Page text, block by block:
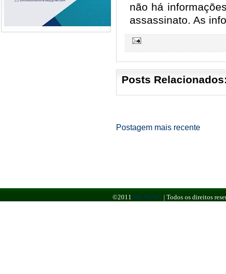
não há
assassinato. As
Posts
Postagem mais recente
©2011 BR NEWS | Todos os direitos